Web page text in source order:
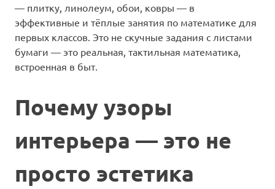
— плитку, линолеум, обои, ковры — в
эффективные и тёплые занятия по математике для
первых классов. Это не скучные задания с листами
бумаги — это реальная, тактильная математика,
встроенная в быт.
Почему узоры
интерьера — это не
просто эстетика